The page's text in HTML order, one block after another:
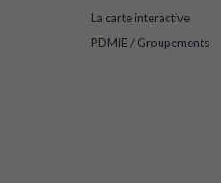
La carte interactive
PDMIE / Groupements